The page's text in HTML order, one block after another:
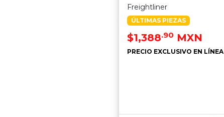
Freightliner
ÚLTIMAS PIEZAS
$1,388.90 MXN
PRECIO EXCLUSIVO EN LÍNEA